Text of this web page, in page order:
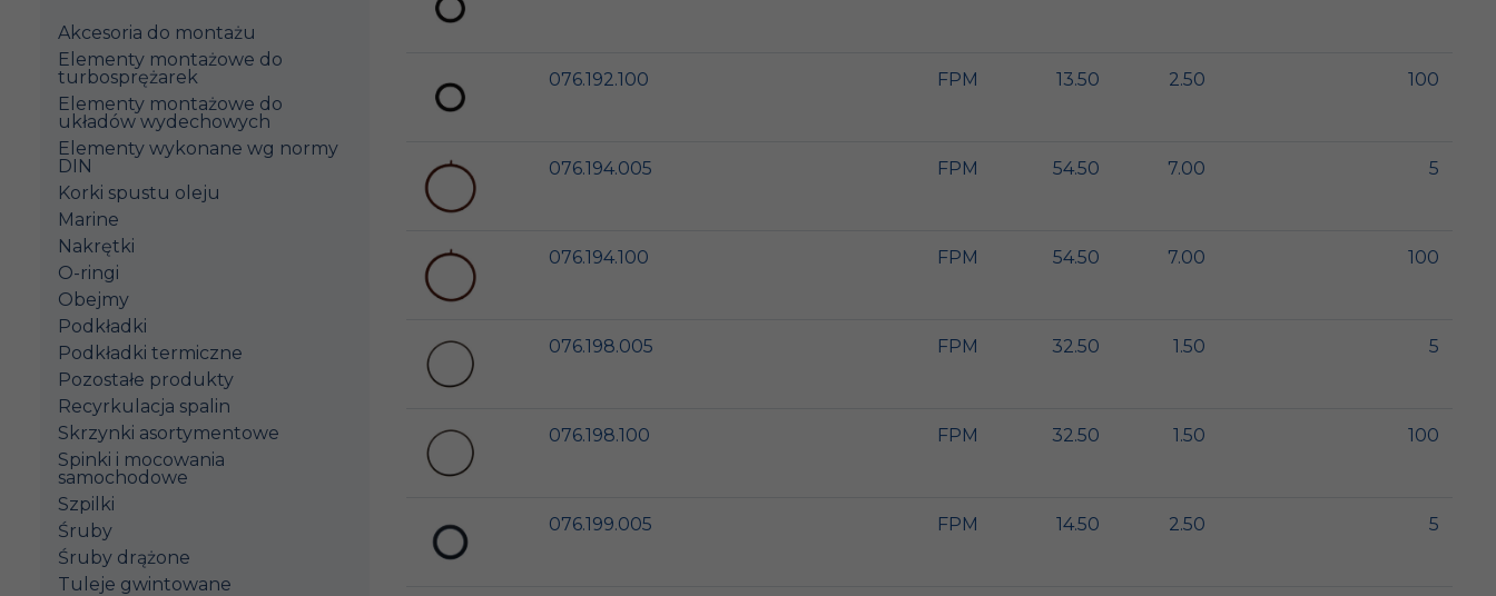
Akcesoria do montażu
Elementy montażowe do
turbosprężarek
Elementy montażowe do
układów wydechowych
Elementy wykonane wg normy
DIN
Korki spustu oleju
Marine
Nakrętki
O-ringi
Obejmy
Podkładki
Podkładki termiczne
Pozostałe produkty
Recyrkulacja spalin
Skrzynki asortymentowe
Spinki i mocowania
samochodowe
Szpilki
Śruby
Śruby drążone
Tuleje gwintowane
076.192.100 FPM 13.50 2.50 100
076.194.005 FPM 54.50 7.00 5
076.194.100 FPM 54.50 7.00 100
076.198.005 FPM 32.50 1.50 5
076.198.100 FPM 32.50 1.50 100
076.199.005 FPM 14.50 2.50 5